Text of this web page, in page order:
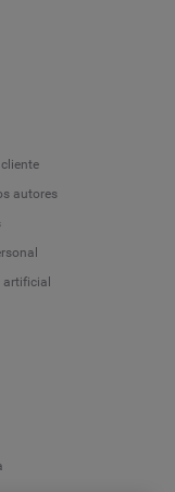
autores
artificial